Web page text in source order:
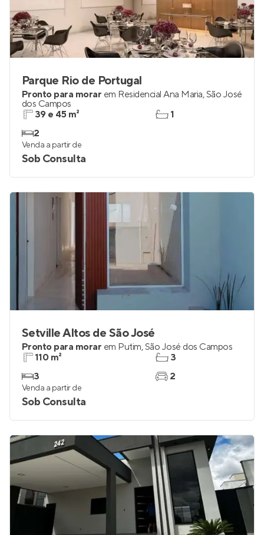
Parque Rio de Portugal
Pronto para morar em Residencial Ana Maria,São José
dos Campos
39 e 45 m²
2
1
Venda a partir de
Sob Consulta
Setville Altos de São José
Pronto para morar em Putim,São José dos Campos
110 m²
3
3
2
Venda a partir de
Sob Consulta